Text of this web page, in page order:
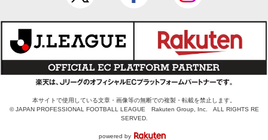
本サイトで使用している文章・画像等の無断での複製・転載を禁止します。
© JAPAN PROFESSIONAL FOOTBALL LEAGUE Rakuten Group, Inc. ALL RIGHTS RE
SERVED.
powered by